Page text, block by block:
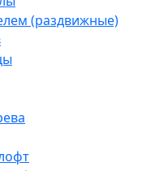
(раздвижные)